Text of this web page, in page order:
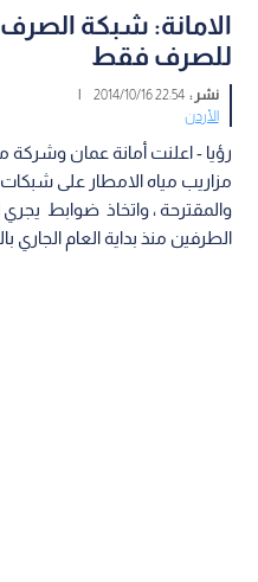
الامانة: شبكة
للصرف فقط
نشر :22:54 2014/10/16
|
الأردن
رؤيا - اعلنت أمانة عمان وشركة
مزاريب مياه الامطار على
والمقترحة ، واتخاذ ضوابط
الطرفين منذ بداية العام الجاري